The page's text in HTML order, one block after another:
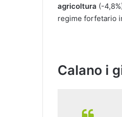
agricoltura (-
regime forfetario
Calano i